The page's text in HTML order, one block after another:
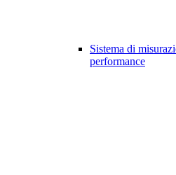
Sistema di
performance